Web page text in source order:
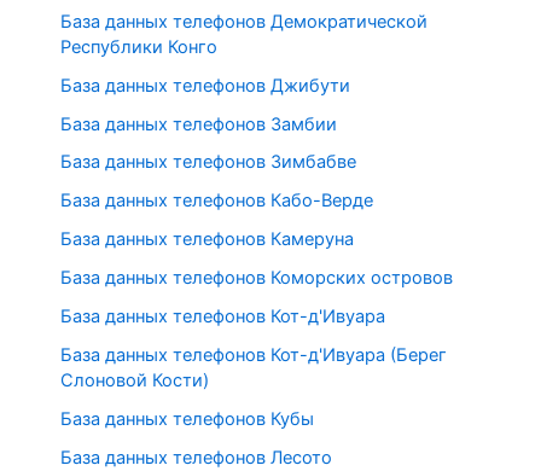
База данных телефонов Демократической
Республики Конго
База данных телефонов Джибути
База данных телефонов Замбии
База данных телефонов Зимбабве
База данных телефонов Кабо-Верде
База данных телефонов Камеруна
База данных телефонов Коморских островов
База данных телефонов Кот-д'Ивуара
База данных телефонов Кот-д'Ивуара (Берег
Слоновой Кости)
База данных телефонов Кубы
База данных телефонов Лесото